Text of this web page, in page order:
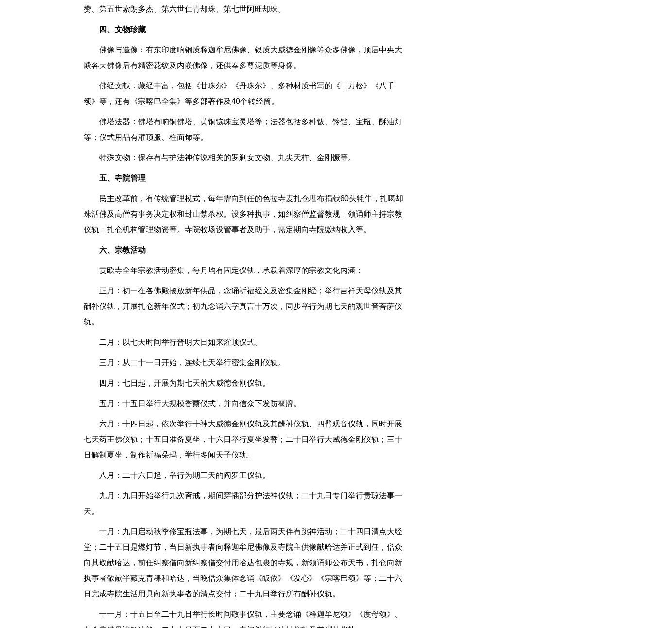
赞、第五世索朗多杰、第六世仁青却珠、第七世阿旺却珠。
四、文物珍藏
佛像与造像：有东印度响铜质释迦牟尼佛像、银质大威德金刚像等众多佛像，顶层中央大
殿各大佛像后有精密花纹及内嵌佛像，还供奉多尊泥质等身像。
佛经文献：藏经丰富，包括《甘珠尔》《丹珠尔》、多种材质书写的《十万松》《八千
颂》等，还有《宗喀巴全集》等多部著作及40个转经筒。
佛塔法器：佛塔有响铜佛塔、黄铜镶珠宝灵塔等；法器包括多种钹、铃铛、宝瓶、酥油灯
等；仪式用品有灌顶服、柱面饰等。
特殊文物：保存有与护法神传说相关的罗刹女文物、九尖天杵、金刚镢等。
五、寺院管理
民主改革前，有传统管理模式，每年需向到任的色拉寺麦扎仓堪布捐献60头牦牛，扎噶却
珠活佛及高僧有事务决定权和封山禁杀权。设多种执事，如纠察僧监督教规，领诵师主持宗教
仪轨，扎仓机构管理物资等。寺院牧场设管事者及助手，需定期向寺院缴纳收入等。
六、宗教活动
贡欧寺全年宗教活动密集，每月均有固定仪轨，承载着深厚的宗教文化内涵：
正月：初一在各佛殿摆放新年供品，念诵祈福经文及密集金刚经；举行吉祥天母仪轨及其
酬补仪轨，开展扎仓新年仪式；初九念诵六字真言十万次，同步举行为期七天的观世音菩萨仪
轨。
二月：以七天时间举行普明大日如来灌顶仪式。
三月：从二十一日开始，连续七天举行密集金刚仪轨。
四月：七日起，开展为期七天的大威德金刚仪轨。
五月：十五日举行大规模香薰仪式，并向信众下发防雹牌。
六月：十四日起，依次举行十神大威德金刚仪轨及其酬补仪轨、四臂观音仪轨，同时开展
七天药王佛仪轨；十五日准备夏坐，十六日举行夏坐发誓；二十日举行大威德金刚仪轨；三十
日解制夏坐，制作祈福朵玛，举行多闻天子仪轨。
八月：二十六日起，举行为期三天的阎罗王仪轨。
九月：九日开始举行九次斋戒，期间穿插部分护法神仪轨；二十九日专门举行贵琼法事一
天。
十月：九日启动秋季修宝瓶法事，为期七天，最后两天伴有跳神活动；二十四日清点大经
堂；二十五日是燃灯节，当日新执事者向释迦牟尼佛像及寺院主供像献哈达并正式到任，僧众
向其敬献哈达，前任纠察僧向新纠察僧交付用哈达包裹的寺规，新领诵师公布天书，扎仓向新
执事者敬献半藏克青稞和哈达，当晚僧众集体念诵《皈依》《发心》《宗喀巴颂》等；二十六
日完成寺院生活用具向新执事者的清点交付；二十九日举行所有酬补仪轨。
十一月：十五日至二十九日举行长时间敬事仪轨，主要念诵《释迦牟尼颂》《度母颂》、